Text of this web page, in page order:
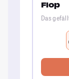
Flop
Das